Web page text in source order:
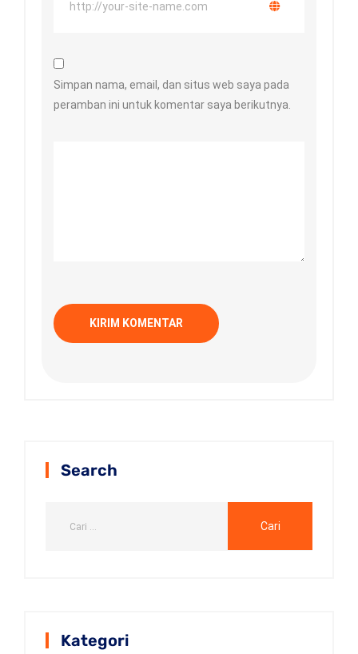
Simpan nama, email, dan situs web saya pada
peramban ini untuk komentar saya berikutnya.
Search
Kategori